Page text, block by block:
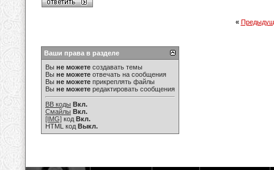
«
Ваши права в разделе
Вы не можете создавать темы
Вы не можете отвечать на сообщения
Вы не можете прикреплять файлы
Вы не можете редактировать сообщения
BB коды Вкл.
Смайлы Вкл.
[IMG] код Вкл.
HTML код Выкл.